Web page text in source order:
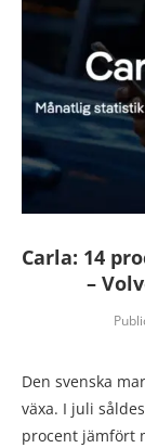
Carla: 14
–
Den svenska
växa. I juli
procent jämfört